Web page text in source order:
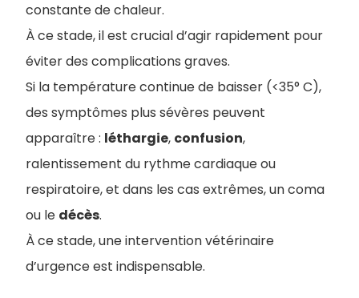
constante de chaleur.
À ce stade, il est crucial d’agir rapidement pour
éviter des complications graves.
Si la température continue de baisser (<35° C),
des symptômes plus sévères peuvent
apparaître : léthargie, confusion,
ralentissement du rythme cardiaque ou
respiratoire, et dans les cas extrêmes, un coma
ou le décès.
À ce stade, une intervention vétérinaire
d’urgence est indispensable.